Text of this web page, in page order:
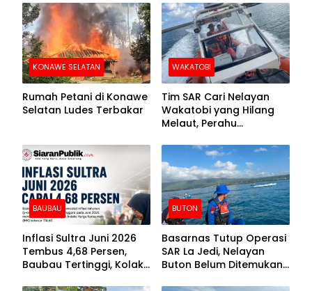
Kolut
Barang Senilai Rp419,5
Juta
KONAWE SELATAN
Rumah Petani di Konawe
Selatan Ludes Terbakar
WAKATOBI
Tim SAR Cari Nelayan
Wakatobi yang Hilang
Melaut, Perahu
Kemasukan Air
BAUBAU
Inflasi Sultra Juni 2026
Tembus 4,68 Persen,
Baubau Tertinggi, Kolaka
BUTON
Basarnas Tutup Operasi
SAR La Jedi, Nelayan
Buton Belum Ditemukan